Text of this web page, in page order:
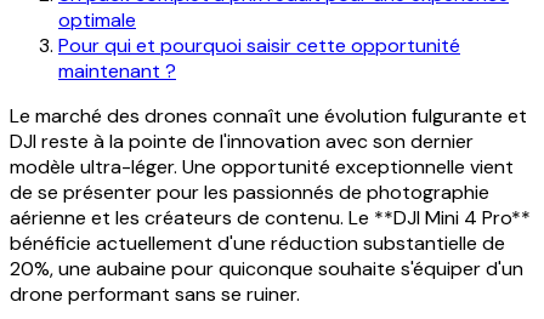
optimale
Pour qui et pourquoi saisir cette opportunité
maintenant ?
Le marché des drones connaît une évolution fulgurante et
DJI reste à la pointe de l'innovation avec son dernier
modèle ultra-léger. Une opportunité exceptionnelle vient
de se présenter pour les passionnés de photographie
aérienne et les créateurs de contenu. Le **DJI Mini 4 Pro**
bénéficie actuellement d'une réduction substantielle de
20%, une aubaine pour quiconque souhaite s'équiper d'un
drone performant sans se ruiner.